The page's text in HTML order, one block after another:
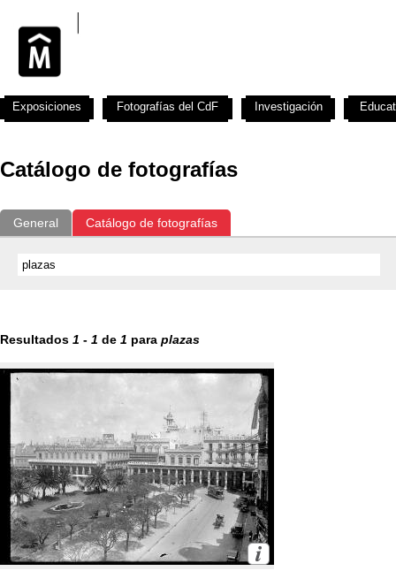
Catálogo de fotografías
General Catálogo de fotografías
Resultados 1 - 1 de 1 para plazas
Exposiciones Fotografías del CdF Investigación